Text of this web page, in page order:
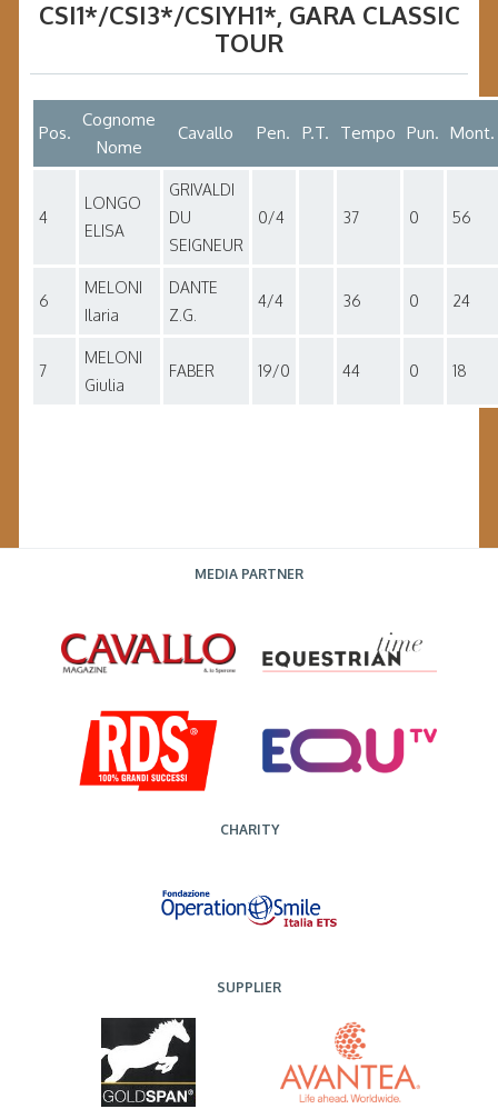
CSI1*/CSI3*/CSIYH1*, GARA CLASSIC
TOUR
Pos.
Cognome
Nome
Cavallo Pen. P.T. Tempo Pun. Mont.
4
LONGO
ELISA
GRIVALDI
DU
SEIGNEUR
0/4 37 0 56
6
MELONI
Ilaria
DANTE
Z.G.
4/4 36 0 24
7
MELONI
Giulia
FABER 19/0 44 0 18
MEDIA PARTNER
CHARITY
SUPPLIER